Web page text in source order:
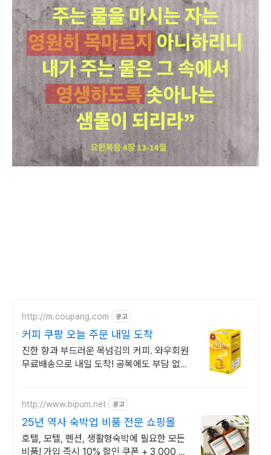
http://m.coupang.com 광고
커피 쿠팡 오늘 주문 내일 도착
진한 향과 부드러운 목넘김의 커피. 와우회원
무료배송으로 내일 도착! 공복에도 부담 없는
http://www.bipum.net 광고
25년 역사 숙박업 비품 전문 쇼핑몰
호텔, 모텔, 펜션, 생활형숙박에 필요한 모든
비품! 가입 즉시 10% 할인 쿠폰 + 3,000 포